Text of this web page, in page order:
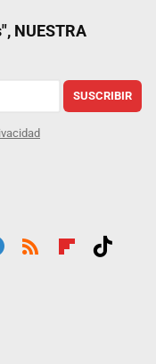
NUESTRA
SUSCRIBIR